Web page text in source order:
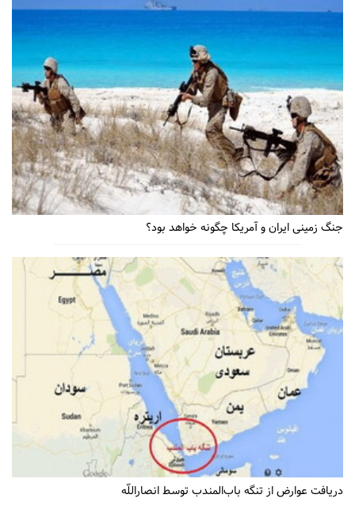
جنگ زمینی ایران و آمریکا چگونه خواهد بود؟
دریافت عوارض از تنگه باب‌المندب توسط انصاراللّه